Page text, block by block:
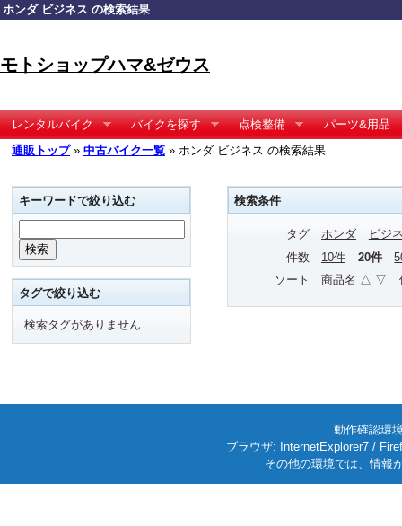
ホンダ ビジネス の検索結果
モトショップハマ&ゼウス
レンタルバイク バイクを探す 点検整備
パーツ&用品
通販トップ» 中古バイク一覧 » ホンダ ビジネス の検索結果
検索条件
タグ ホンダ
ビジ
件数
10件 20件
ソート
商品名 △ ▽
キーワードで絞り込む
タグで絞り込む
検索タグがありません
動作確認環
ブラウザ: InternetExplorer7 /
その他の環境では、情報